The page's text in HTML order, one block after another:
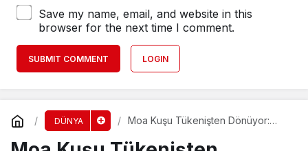
Save my name, email, and website in this
browser for the next time I comment.
SUBMIT COMMENT LOGIN
DÜNYA
Moa Kuşu Tükenişten Dönüyor: